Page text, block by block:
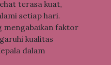
terasa kuat,
setiap hari.
mengabaikan faktor
kualitas
dalam